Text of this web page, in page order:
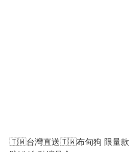
🇹🇼台灣直送🇹🇼布甸狗 限量款